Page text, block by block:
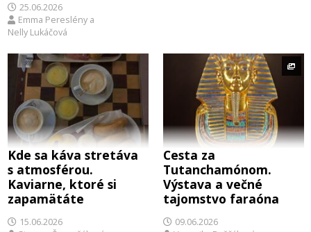
25.06.2026
Emma Pereslénya
Nelly Lukáčová
Kde sa káva stretáva
s atmosférou.
Kaviarne, ktoré si
zapamätáte
15.06.2026
Cesta za
Tutanchamónom.
Výstava a večné
tajomstvo faraóna
09.06.2026